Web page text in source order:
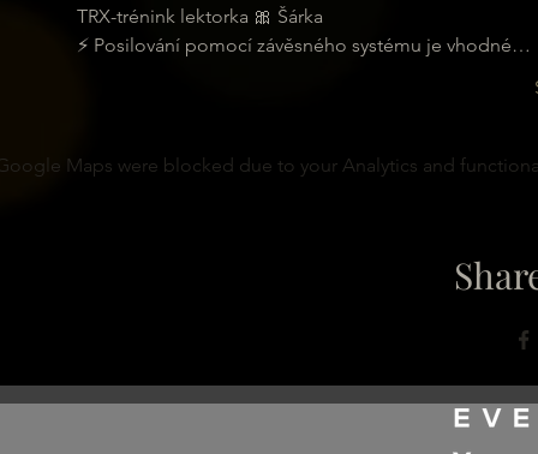
TRX-trénink lektorka 🎀 Šárka
⚡ Posilování pomocí závěsného systému je vhodné…
Maps were blocked due to your Analytics and